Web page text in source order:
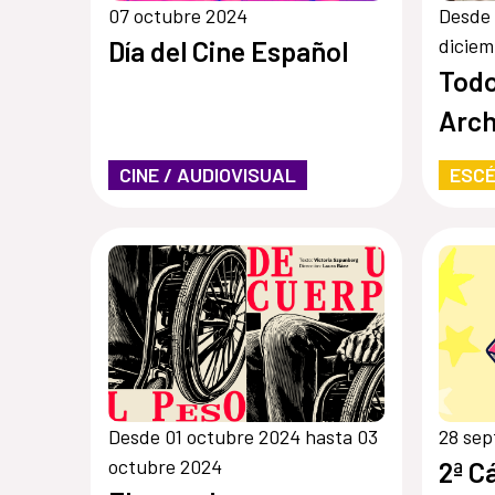
07 octubre 2024
Día del Cine Español
CINE / AUDIOVISUAL
Desde 01 octubre 2024 hasta 03
octubre 2024
28
2ª